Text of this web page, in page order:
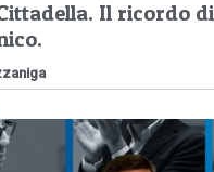
Il ricordo